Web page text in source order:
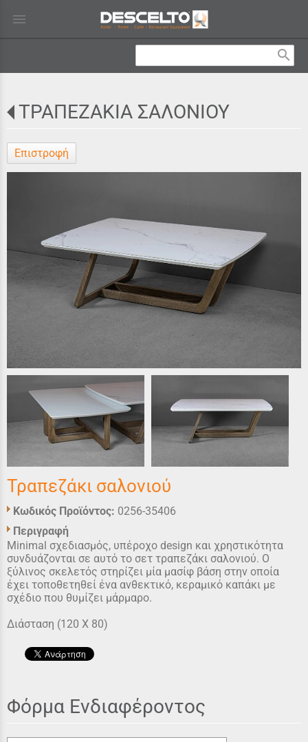
menu
search
ΤΡΑΠΕΖΑΚΙΑ ΣΑΛΟΝΙΟΥ
Επιστροφή
Τραπεζάκι σαλονιού
Κωδικός Προϊόντος: 0256-35406
Περιγραφή
Minimal σχεδιασμός, υπέροχο design και χρηστικότητα
συνδυάζονται σε αυτό το σετ τραπεζάκι σαλονιού. Ο
ξύλινος σκελετός στηρίζει μία μασίφ βάση στην οποία
έχει τοποθετηθεί ένα ανθεκτικό, κεραμικό καπάκι με
σχέδιο που θυμίζει μάρμαρο.
Διάσταση (120 Χ 80)
Φόρμα Ενδιαφέροντος